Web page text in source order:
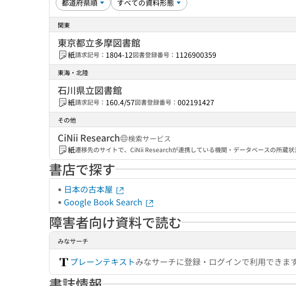
関東
東京都立多摩図書館
紙請求記号： 1804-12図書登録番号： 1126900359
東海・北陸
石川県立図書館
紙請求記号： 160.4/57図書登録番号： 002191427
その他
CiNii Research
検索サービス
紙遷移先のサイトで、CiNii Researchが連携している機関・データベースの所蔵状
書店で探す
日本の古本屋
Google Book Search
障害者向け資料で読む
みなサーチ
プレーンテキストみなサーチに登録・ログインで利用できま